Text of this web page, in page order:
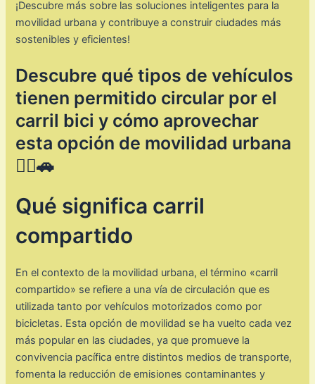
¡Descubre más sobre las soluciones inteligentes para la
movilidad urbana y contribuye a construir ciudades más
sostenibles y eficientes!
Descubre qué tipos de vehículos
tienen permitido circular por el
carril bici y cómo aprovechar
esta opción de movilidad urbana
🚴‍♂️🚗
Qué significa carril
compartido
En el contexto de la movilidad urbana, el término «carril
compartido» se refiere a una vía de circulación que es
utilizada tanto por vehículos motorizados como por
bicicletas. Esta opción de movilidad se ha vuelto cada vez
más popular en las ciudades, ya que promueve la
convivencia pacífica entre distintos medios de transporte,
fomenta la reducción de emisiones contaminantes y